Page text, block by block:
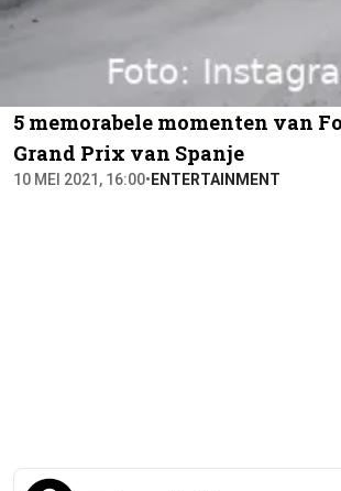
5 memorabele momenten van
Grand Prix van Spanje
10 MEI 2021, 16:00• ENTERTAINMENT